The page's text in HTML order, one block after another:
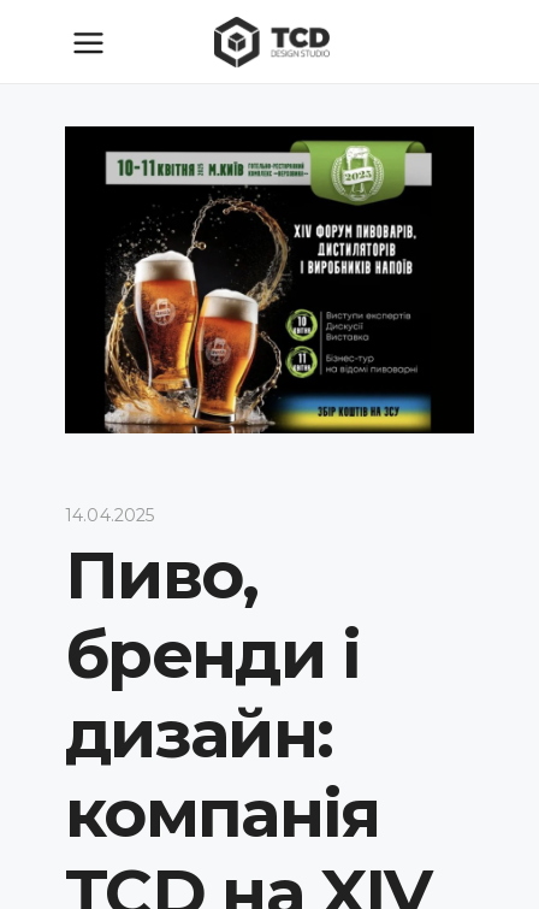
14.04.2025
Пиво,
бренди і
дизайн:
компанія
TCD на XIV